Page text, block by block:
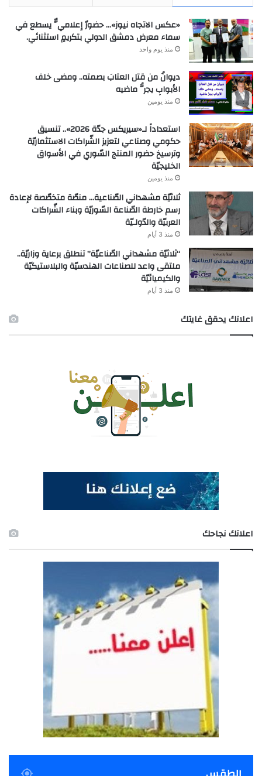
«عكس الاتجاه نيوز»… حضورٌ إعلاميٌّ يسطع في
سماء معرض دمشق الدولي بتكريمٍ استثنائي.
منذ يوم واحد
ديوانُ من قتل العتابَ بصمته.. ومضى خلف
الأبوابِ يجرُّ ماضيه
منذ يومين
استعداداً لـ«سيريكس جدّة 2026».. تنسيق
حكومي وصناعي لتعزيز الشّراكات الاستثماريّة
وترسيخ حضور المنتج السّوري في الأسواق
الخليجيّة
منذ يومين
ثلاثيّة مشهداني الصّناعية… منصّة متخصّصة لإعادة
رسم خارطة الصّناعة السّوريّة وبناء الشّراكات
العربيّة والدّولـيّة
منذ 3 أيام
“ثلاثيّة مشهداني الصّناعيّة” تنطلق برعاية وزاريّة..
ملتقى واعد للصناعات الهندسيّة والبلاستيكيّة
والكيميائيّة
منذ 3 أيام
اعلانك يحقق غايتك
اعلاتك نجاحك